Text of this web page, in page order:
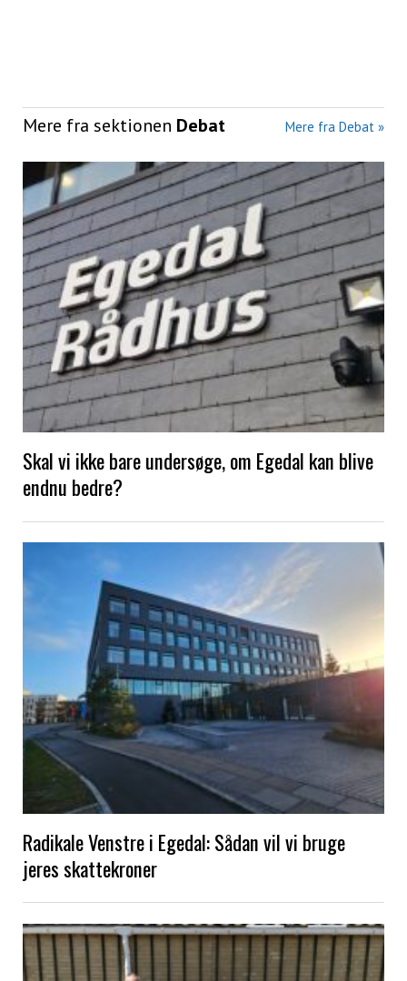
Mere fra sektionen Debat Mere fra Debat »
Skal vi ikke bare undersøge, om Egedal kan blive
endnu bedre?
Radikale Venstre i Egedal: Sådan vil vi bruge
jeres skattekroner